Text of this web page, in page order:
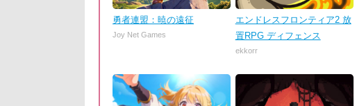
勇者連盟：暁の遠征
Joy Net Games
エンドレスフロンティア2 放
置RPG ディフェンス
ekkorr